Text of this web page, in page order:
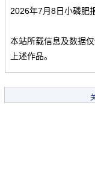
2026年7月8日小磷肥
本站所载信息及数据
上述作品。